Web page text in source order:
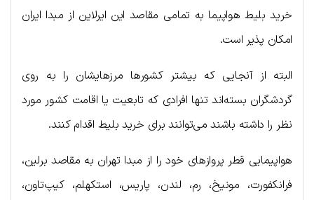
خرید بلیط هواپیما به تمامی مقاصد این ایرلاین از مبدا ایران
امکان پذیر است.
البته از آنجایی که بیشتر کشورها مرزهایشان را به روی
گردشگران بسته‌اند تنها افرادی که تابعیت یا اقامت کشور مورد
نظر را داشته باشند می‌توانند برای خرید بلیط اقدام کنند.
هواپیمایی قطر پروازهای خود را از مبدا تهران به مقاصد برلین،
فرانکفورت، مونیخ، رم، لندن، پاریس، استکهلم، کیپ‌تاون،